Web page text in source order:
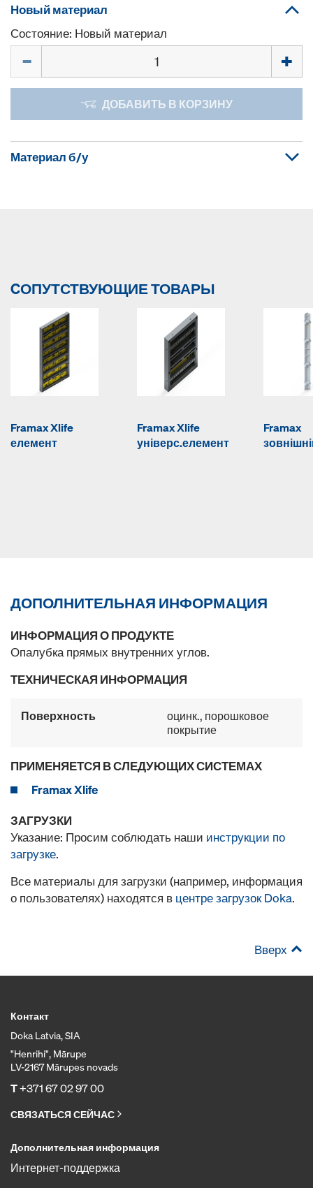
Новый материал
Состояние: Новый материал
ДОБАВИТЬ В КОРЗИНУ
Материал б/у
CОПУТСТВУЮЩИЕ ТОВАРЫ
Framax Xlife
елемент
Framax Xlife
універс.елемент
Framax
ДОПОЛНИТЕЛЬНАЯ ИНФОРМАЦИЯ
ИНФОРМАЦИЯ О ПРОДУКТЕ
Опалубка прямых внутренних углов.
ТЕХНИЧЕСКАЯ ИНФОРМАЦИЯ
Поверхность
оцинк., порошковое
покрытие
ПРИМЕНЯЕТСЯ В СЛЕДУЮЩИХ СИСТЕМАХ
Framax Xlife
ЗАГРУЗКИ
Указание: Просим соблюдать наши инструкции по
загрузке.
Все материалы для загрузки (например, информация
о пользователях) находятся в центре загрузок Doka.
Вверх
Контакт
Doka Latvia, SIA
"Henrihi", Mārupe
LV-2167 Mārupes novads
T+371 67 02 97 00
СВЯЗАТЬСЯ СЕЙЧАС
Дополнительная информация
Интернет-поддержка